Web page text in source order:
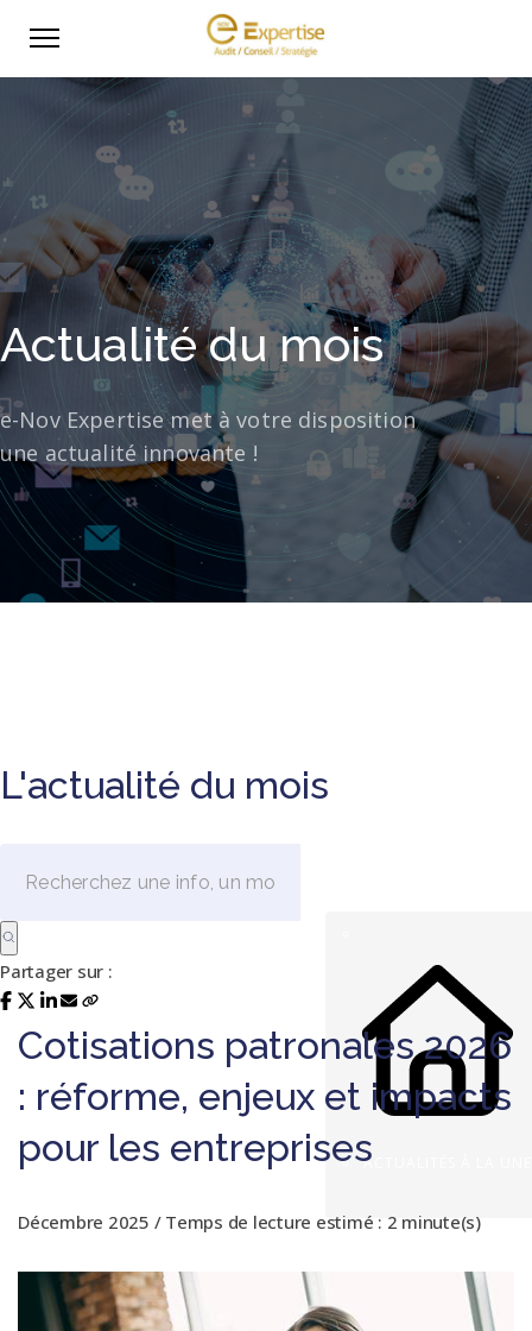
Actualité du mois
e-Nov Expertise met à votre disposition
une actualité innovante !
L'actualité du mois
ACTUALITÉS À LA UNE
Partager sur :
Cotisations patronales 2026
: réforme, enjeux et impacts
pour les entreprises
Décembre 2025 / Temps de lecture estimé : 2 minute(s)